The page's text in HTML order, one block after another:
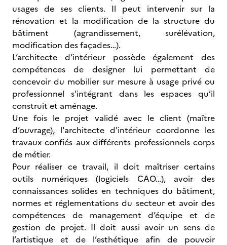
usages de ses clients. Il peut intervenir sur la
rénovation et la modification de la structure du
bâtiment (agrandissement, surélévation,
modification des façades…).
L’architecte d’intérieur possède également des
compétences de designer lui permettant de
concevoir du mobilier sur mesure à usage privé ou
professionnel s’intégrant dans les espaces qu’il
construit et aménage.
Une fois le projet validé avec le client (maître
d’ouvrage), l'architecte d'intérieur coordonne les
travaux confiés aux différents professionnels corps
de métier.
Pour réaliser ce travail, il doit maîtriser certains
outils numériques (logiciels CAO…), avoir des
connaissances solides en techniques du bâtiment,
normes et réglementations du secteur et avoir des
compétences de management d’équipe et de
gestion de projet. Il doit aussi avoir un sens de
l’artistique et de l’esthétique afin de pouvoir